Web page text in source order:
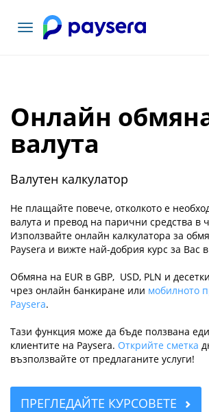
Включване
Онлайн
валута
Валутен калкулатор
Не плащайте повече, отколкото е
валута и превод на парични средства в
Използвайте онлайн калкулатора за
Paysera и вижте най-добрия курс за Вас
Обмяна на EUR в GBP, USD, PLN и
чрез онлайн банкиране или мобилното
Paysera.
Тази функция може да бъде ползвана
клиентите на Paysera. Открийте сметка
възползвайте от предлаганите услуги!
ПРЕГЛЕДАЙТЕ КУРСОВЕТЕ